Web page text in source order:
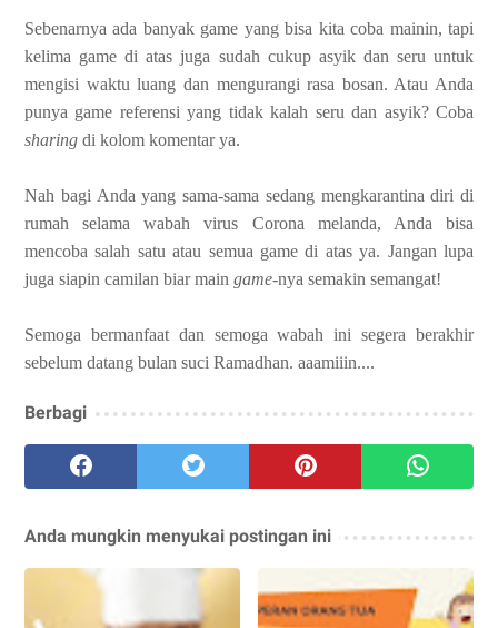
Sebenarnya ada banyak game yang bisa kita coba mainin, tapi
kelima game di atas juga sudah cukup asyik dan seru untuk
mengisi waktu luang dan mengurangi rasa bosan. Atau Anda
punya game referensi yang tidak kalah seru dan asyik? Coba
sharing di kolom komentar ya.
Nah bagi Anda yang sama-sama sedang mengkarantina diri di
rumah selama wabah virus Corona melanda, Anda bisa
mencoba salah satu atau semua game di atas ya. Jangan lupa
juga siapin camilan biar main game-nya semakin semangat!
Semoga bermanfaat dan semoga wabah ini segera berakhir
sebelum datang bulan suci Ramadhan. aaamiiin....
Berbagi
Anda mungkin menyukai postingan ini